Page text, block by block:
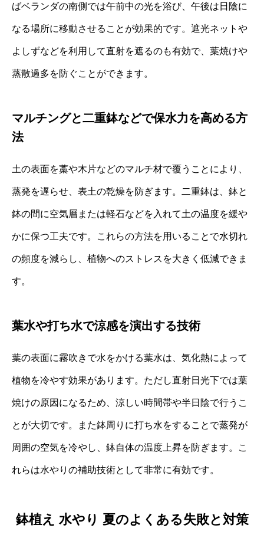
ばベランダの南側では午前中の光を浴び、午後は日陰に
なる場所に移動させることが効果的です。遮光ネットや
よしずなどを利用して直射を遮るのも有効で、葉焼けや
蒸散過多を防ぐことができます。
マルチングと二重鉢などで保水力を高める方
法
土の表面を藁や木片などのマルチ材で覆うことにより、
蒸発を遅らせ、表土の乾燥を防ぎます。二重鉢は、鉢と
鉢の間に空気層または軽石などを入れて土の温度を緩や
かに保つ工夫です。これらの方法を用いることで水切れ
の頻度を減らし、植物へのストレスを大きく低減できま
す。
葉水や打ち水で涼感を演出する技術
葉の表面に霧吹きで水をかける葉水は、気化熱によって
植物を冷やす効果があります。ただし直射日光下では葉
焼けの原因になるため、涼しい時間帯や半日陰で行うこ
とが大切です。また鉢周りに打ち水をすることで蒸発が
周囲の空気を冷やし、鉢自体の温度上昇を防ぎます。こ
れらは水やりの補助技術として非常に有効です。
鉢植え 水やり 夏のよくある失敗と対策